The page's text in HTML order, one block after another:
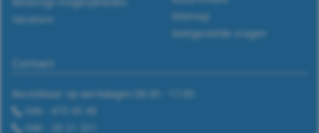
A4
DIN
Vacature
Sitemap
Veelgestelde vragen
Contact
Bereikbaar op werkdagen 08:30 - 17:00
046 - 475 45 49
046 - 20 21 321